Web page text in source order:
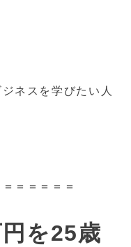
ネスを学びたい人
＝＝＝＝＝
を25歳